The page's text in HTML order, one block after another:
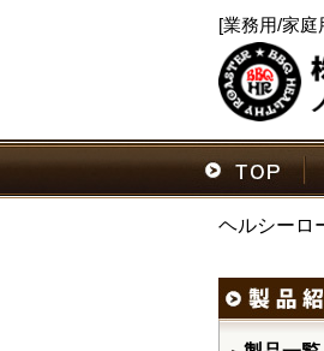
[業務用/家庭
ヘルシーロ